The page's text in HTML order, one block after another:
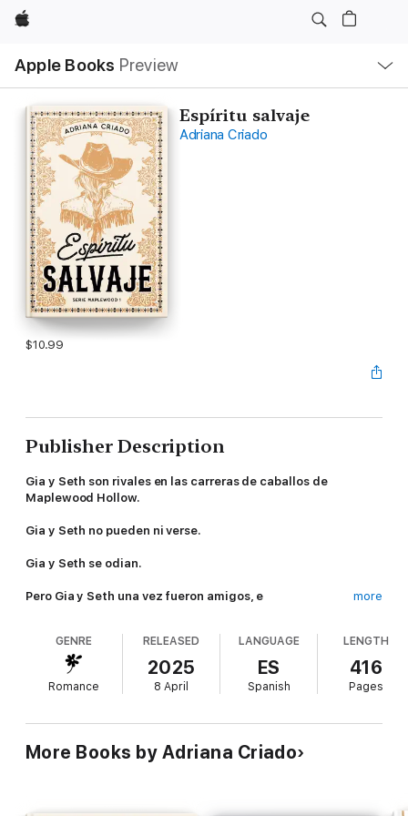
Apple
Apple Books Preview
Nav
Open
Menu
Espíritu salvaje
Adriana Criado
$10.99
Publisher Description
Gia y Seth son rivales en las carreras de caballos de
Maplewood Hollow.
Gia y Seth no pueden ni verse.
Gia y Seth se odian.
Pero Gia y Seth una vez fueron amigos, e
Cuando la Western Rider Cup les ofrece la oportunidad de
ganar una recompensa que puede cambiarles la vida, ambos
deben decidir si aliarse vale la pena. Unir fuerzas debería ser
fácil… siempre y cuando dejen sus diferencias a un lado. El
viejos sentimientos a los que ninguno de los dos quiere hacer
frente.
mayor obstáculo: ellos mismos.
more
GENRE
Romance
RELEASED
2025
8 April
LANGUAGE
ES
Spanish
LENGTH
416
Pages
More Books by Adriana Criado